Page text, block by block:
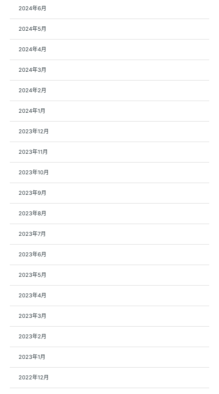
2024年6月
2024年5月
2024年4月
2024年3月
2024年2月
2024年1月
2023年12月
2023年11月
2023年10月
2023年9月
2023年8月
2023年7月
2023年6月
2023年5月
2023年4月
2023年3月
2023年2月
2023年1月
2022年12月